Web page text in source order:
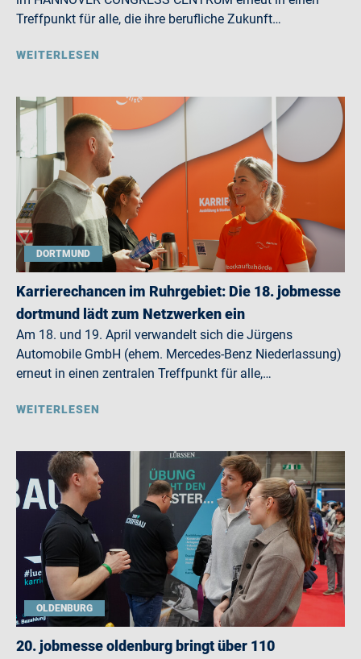
Treffpunkt für alle, die ihre berufliche Zukunft…
WEITERLESEN
DORTMUND
Karrierechancen im Ruhrgebiet: Die 18. jobmesse
dortmund lädt zum Netzwerken ein
Am 18. und 19. April verwandelt sich die Jürgens
Automobile GmbH (ehem. Mercedes-Benz Niederlassung)
erneut in einen zentralen Treffpunkt für alle,…
WEITERLESEN
OLDENBURG
20. jobmesse oldenburg bringt über 110